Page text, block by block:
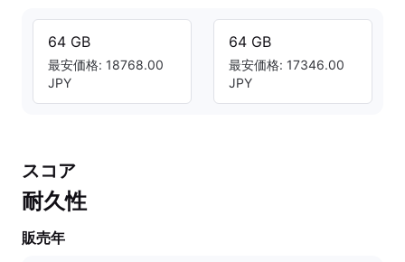
64 GB
最安価格: 18768.00
JPY
64 GB
最安価格: 17346.00
JPY
スコア
耐久性
販売年